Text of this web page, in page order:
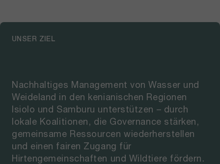
UNSER ZIEL
Nachhaltiges Management von Wasser und
Weideland in den kenianischen Regionen
Isiolo und Samburu unterstützen – durch
lokale Koalitionen, die Governance stärken,
gemeinsame Ressourcen wiederherstellen
und einen fairen Zugang für
Hirtengemeinschaften und Wildtiere fördern.